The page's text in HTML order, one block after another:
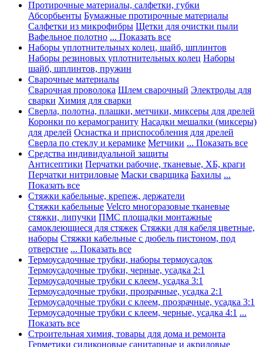
Протирочные материалы, салфетки, губки
Абсорбьенты Бумажные протирочные материалы
Салфетки из микрофибры Щетки для очистки пыли
Вафельное полотно ... Показать все
Наборы уплотнительных колец, шайб, шплинтов
Наборы резиновых уплотнительных колец Наборы
шайб, шплинтов, пружин
Сварочные материалы
Сварочная проволока Шлем сварочный Электроды для
сварки Химия для сварки
Сверла, полотна, плашки, метчики, миксеры для дрелей
Коронки по керамограниту Насадки мешалки (миксеры)
для дрелей Оснастка и приспособления для дрелей
Сверла по стеклу и керамике Метчики ... Показать все
Средства индивидуальной защиты
Антисептики Перчатки рабочие, тканевые, ХБ, краги
Перчатки нитриловые Маски сварщика Бахилы ...
Показать все
Стяжки кабельные, крепеж, держатели
Стяжки кабельные Velcro многоразовые тканевые
стяжки, липучки ПМС площадки монтажные
самоклеющиеся для стяжек Стяжки для кабеля цветные,
наборы Стяжки кабельные с дюбель пистоном, под
отверстие ... Показать все
Термоусадочные трубки, наборы термоусадок
Термоусадочные трубки, черные, усадка 2:1
Термоусадочные трубки с клеем, усадка 3:1
Термоусадочные трубки, прозрачные, усадка 2:1
Термоусадочные трубки с клеем, прозрачные, усадка 3:1
Термоусадочные трубки с клеем, черные, усадка 4:1 ...
Показать все
Строительная химия, товары для дома и ремонта
Герметики силиконовые санитарные и акриловые